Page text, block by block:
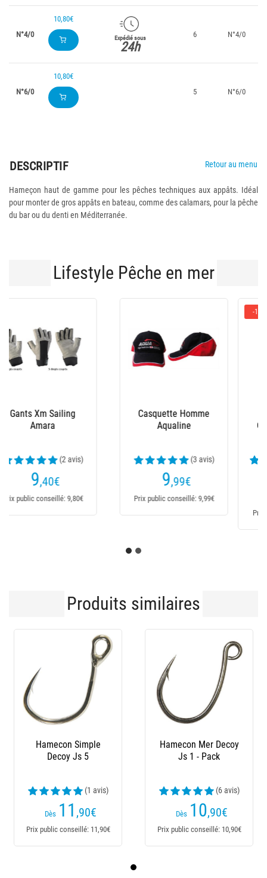
N°4/0
10,80€
Expédié sous
24h
6 N°4/0
N°6/0
10,80€
5
N°6/0
DESCRIPTIF Retour au menu
Hameçon haut de gamme pour les pêches techniques aux appâts. Idéal
pour monter de gros appâts en bateau, comme des calamars, pour la pêche
du bar ou du denti en Méditerranée.
Lifestyle Pêche en mer
Bottes Homme Le
Chameau - Marine
151,95
Prix public conseillé: 170€
Salopette Xm Ocean
235
Prix public conseillé: 235€
Produits similaires
Hamecon Simple
Decoy Js 5
(1 avis)
Dès 11 ,90€
Prix public conseillé: 11,90€
Hamecon Mer Decoy
Js 1 - Pack
(6 avis)
Dès 10,90€
Prix public conseillé: 10,90€